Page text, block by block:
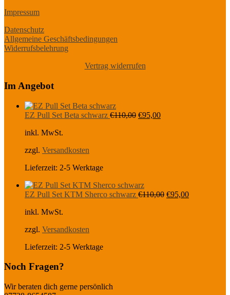
Impressum
Datenschutz
Allgemeine Geschäftsbedingungen
Widerrufsbelehrung
Vertrag widerrufen
Im Angebot
EZ Pull Set Beta schwarz €110,00 Ursprünglicher
€95,00Aktueller
inkl. MwSt.
zzgl. Versandkosten
Lieferzeit: 2-5 Werktage
EZ Pull Set KTM Sherco schwarz €110,00 Ursprünglicher
€95,00Aktueller
inkl. MwSt.
zzgl. Versandkosten
Lieferzeit: 2-5 Werktage
Noch Fragen?
Wir beraten dich gerne persönlich